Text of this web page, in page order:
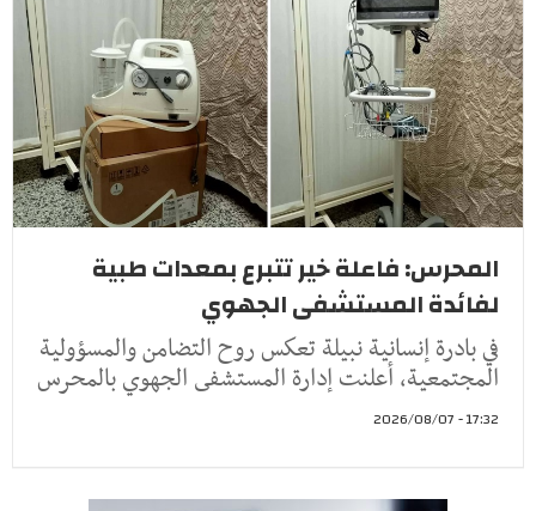
المحرس: فاعلة خير تتبرع بمعدات طبية
لفائدة المستشفى الجهوي
في بادرة إنسانية نبيلة تعكس روح التضامن والمسؤولية
المجتمعية، أعلنت إدارة المستشفى الجهوي بالمحرس
17:32 - 2026/08/07